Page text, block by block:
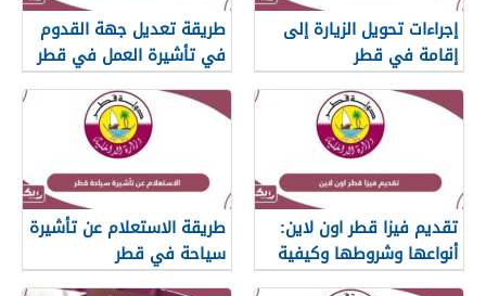
إجراءات تحويل الزيارة إلى
إقامة في قطر
طريقة تعديل جهة القدوم
في تأشيرة العمل في قطر
تقديم فيزا قطر اون لاين:
أنواعها وشروطها وكيفية
الحصول عليها
طريقة الاستعلام عن تأشيرة
سياحة في قطر